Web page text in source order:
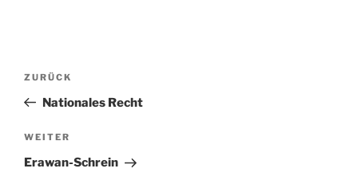
Beitragsnavigation
Vorheriger
Beitrag
ZURÜCK
Nationales Recht
Nächster
Beitrag
WEITER
Erawan-Schrein